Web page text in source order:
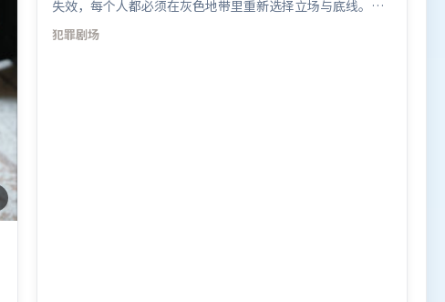
失效，每个人都必须在灰色地带里重新选择立场与底线。叙
事线索多线并进，最终在关键节点收束。由陈凯歌执导，肖
战、提莫西·查拉米、吴京，木村拓哉、梁朝伟等联袂出
犯罪剧场